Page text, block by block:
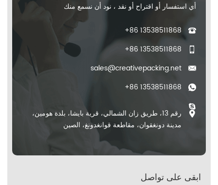
أي استفسار أو اقتراح أو نقد ، نود أن نسمع منك
+86 13538511868
+86 13538511868
sales@creativepacking.net
+86 13538511868
رقم 13، طريق زان الشمالي، قرية بايشا، بلدة هومين،
مدينة دونغقوان، مقاطعة قوانغدونغ، الصين
ابقى على تواصل